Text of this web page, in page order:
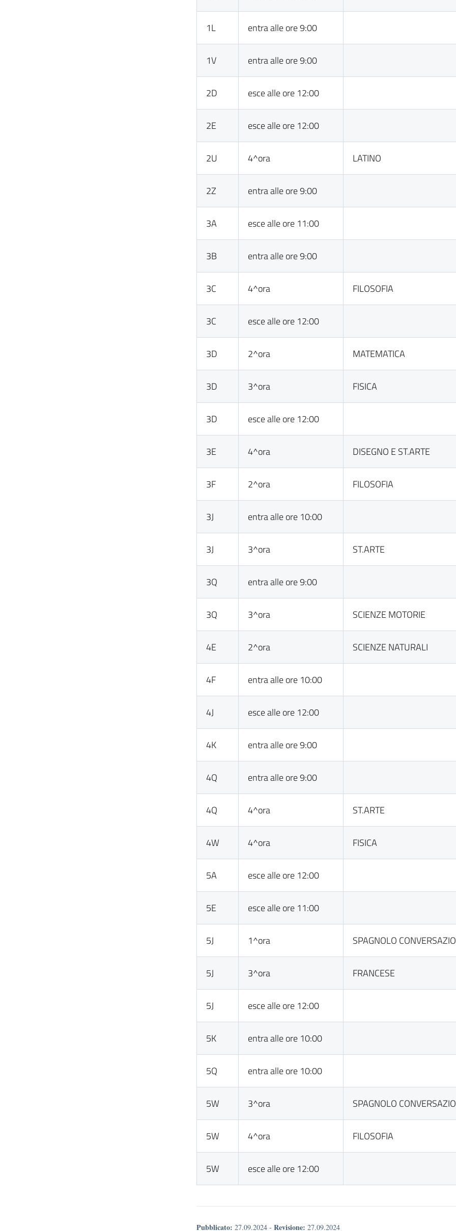
1L entra alle ore 9:00
1V entra alle ore 9:00
2D esce alle ore 12:00
2E esce alle ore 12:00
2U 4^ora LATINO
2Z entra alle ore 9:00
3A esce alle ore 11:00
3B entra alle ore 9:00
3C 4^ora FILOSOFIA
3C esce alle ore 12:00
3D 2^ora MATEMATICA
3D 3^ora FISICA
3D esce alle ore 12:00
3E 4^ora DISEGNO E ST.ARTE
3F 2^ora FILOSOFIA
3J entra alle ore 10:00
3J 3^ora ST.ARTE
3Q entra alle ore 9:00
3Q 3^ora SCIENZE MOTORIE
4E 2^ora SCIENZE NATURALI
4F entra alle ore 10:00
4J esce alle ore 12:00
4K entra alle ore 9:00
4Q entra alle ore 9:00
4Q 4^ora ST.ARTE
4W 4^ora FISICA
5A esce alle ore 12:00
5E esce alle ore 11:00
5J 1^ora SPAGNOLO
5J 3^ora FRANCESE
5J esce alle ore 12:00
5K entra alle ore 10:00
5Q entra alle ore 10:00
5W 3^ora SPAGNOLO
5W 4^ora FILOSOFIA
5W esce alle ore 12:00
Pubblicato: 27.09.2024 - Revisione: 27.09.2024